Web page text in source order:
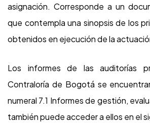
asignación. Corresponde a un
que contempla una sinopsis de los
obtenidos en ejecución de la
Los informes de las auditorías
Contraloría de Bogotá se
numeral 7.1 Informes de gestión,
también puede acceder a ellos en el